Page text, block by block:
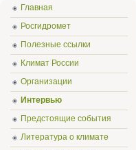
Главная
Росгидромет
Полезные ссылки
Климат России
Организации
Интервью
Предстоящие события
Литература о климате